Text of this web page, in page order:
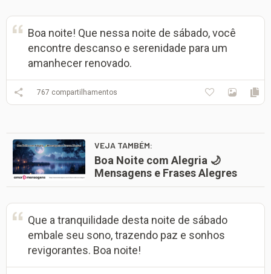
Boa noite! Que nessa noite de sábado, você
encontre descanso e serenidade para um
amanhecer renovado.
767 compartilhamentos
VEJA TAMBÉM:
Boa Noite com Alegria 🌙
Mensagens e Frases Alegres
Que a tranquilidade desta noite de sábado
embale seu sono, trazendo paz e sonhos
revigorantes. Boa noite!